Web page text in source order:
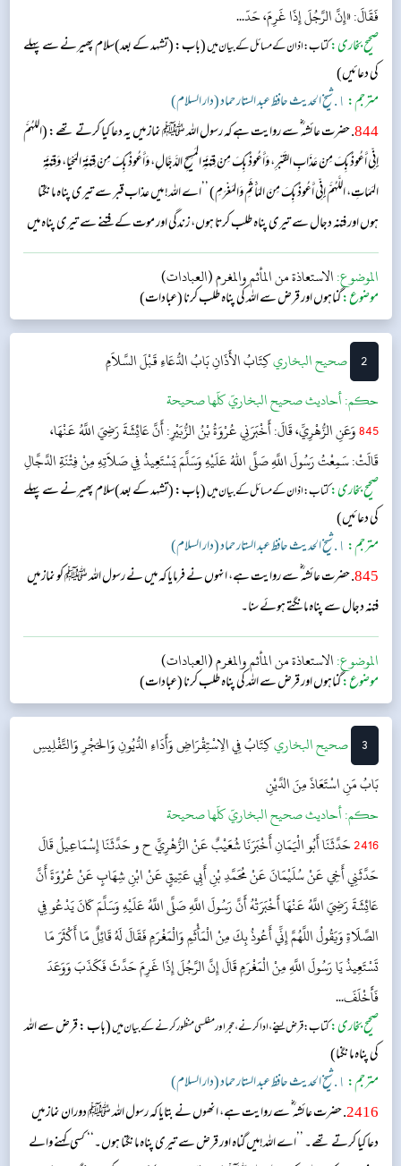
فَقَالَ: «إِنَّ الرَّجُلَ إِذَا غَرِمَ، حَدّ...
صحیح بخاری:کتاب: اذان کے مسائل کے بیان میں(باب: (تشہد کے بعد)سلام پھیرنے سے پہلے
کی دعائیں)
مترجم: ١. شیخ الحدیث حافظ عبد الستار حماد (دار السلام)
844. حضرت عائشہ‬ ؓ س‬ے روایت ہے کہ رسول اللہ ﷺ نماز میں یہ دعا کیا کرتے تھے: (اللَّهُمَّ
إِنِّي أَعُوذُ بِكَ مِنْ عَذَابِ القَبْرِ، وَأَعُوذُ بِكَ مِنْ فِتْنَةِ المَسِيحِ الدَّجَّالِ، وَأَعُوذُ بِكَ مِنْ فِتْنَةِ المَحْيَا، وَفِتْنَةِ
المَمَاتِ، اللَّهُمَّ إِنِّي أَعُوذُ بِكَ مِنَ المَأْثَمِ وَالمَغْرَمِ) ’’اے اللہ! میں عذاب قبر سے تیری پناہ مانگتا
ہوں اور فتنہ دجال سے تیری پناہ طلب کرتا ہوں، زندگی اور موت کے فتنے سے تیری پناہ میں
آتا ہوں۔ اے اللہ! میں گناہ اور قرض سے تیری پناہ کا طالب ہوں۔‘‘ آپ سے کسی نے ...
الموضوع:الاستعاذة من المأثم والمغرم (العبادات)
موضوع:گناہوں اور قرض سے اللہ کی پناہ طلب کرنا (عبادات)
2 ‌‌صحيح البخاريكِتَابُ الأَذَانِبَابُ الدُّعَاءِ قَبْلَ السَّلاَمِ
حکم:أحاديث صحيح البخاريّ كلّها صحيحة
845وَعَنِ الزُّهْرِيِّ، قَالَ: أَخْبَرَنِي عُرْوَةُ بْنُ الزُّبَيْرِ: أَنَّ عَائِشَةَ رَضِيَ اللَّهُ عَنْهَا،
قَالَتْ: سَمِعْتُ رَسُولَ اللَّهِ صَلَّى اللهُ عَلَيْهِ وَسَلَّمَ يَسْتَعِيذُ فِي صَلاَتِهِ مِنْ فِتْنَةِ الدَّجَّالِ
صحیح بخاری:کتاب: اذان کے مسائل کے بیان میں(باب: (تشہد کے بعد)سلام پھیرنے سے پہلے
کی دعائیں)
مترجم: ١. شیخ الحدیث حافظ عبد الستار حماد (دار السلام)
845. حضرت عائشہ ؓ سے روایت ہے، انہوں نے فرمایا کہ میں نے رسول اللہ ﷺ کو نماز میں
فتنہ دجال سے پناہ مانگتے ہوئے سنا۔
الموضوع:الاستعاذة من المأثم والمغرم (العبادات)
موضوع:گناہوں اور قرض سے اللہ کی پناہ طلب کرنا (عبادات)
3 ‌‌صحيح البخاريكِتَابُ فِي الِاسْتِقْرَاضِ وَأَدَاءِ الدُّيُونِ وَالحَجْرِ وَالتَّفْلِيسِ
بَابُ مَنِ اسْتَعَاذَ مِنَ الدَّيْنِ
حکم:أحاديث صحيح البخاريّ كلّها صحيحة
2416حَدَّثَنَا أَبُو الْيَمَانِ أَخْبَرَنَا شُعَيْبٌ عَنْ الزُّهْرِيِّ ح و حَدَّثَنَا إِسْمَاعِيلُ قَالَ
حَدَّثَنِي أَخِي عَنْ سُلَيْمَانَ عَنْ مُحَمَّدِ بْنِ أَبِي عَتِيقٍ عَنْ ابْنِ شِهَابٍ عَنْ عُرْوَةَ أَنَّ
عَائِشَةَ رَضِيَ اللَّهُ عَنْهَا أَخْبَرَتْهُ أَنَّ رَسُولَ اللَّهِ صَلَّى اللَّهُ عَلَيْهِ وَسَلَّمَ كَانَ يَدْعُو فِي
الصَّلَاةِ وَيَقُولُ اللَّهُمَّ إِنِّي أَعُوذُ بِكَ مِنْ الْمَأْثَمِ وَالْمَغْرَمِ فَقَالَ لَهُ قَائِلٌ مَا أَكْثَرَ مَا
تَسْتَعِيذُ يَا رَسُولَ اللَّهِ مِنْ الْمَغْرَمِ قَالَ إِنَّ الرَّجُلَ إِذَا غَرِمَ حَدَّثَ فَكَذَبَ وَوَعَدَ
فَأَخْلَفَ...
صحیح بخاری:کتاب: قرض لینے، ادا کرنے ، حجر اور مفلسی منظور کرنے کے بیان میں(باب : قرض سے اللہ
کی پناہ مانگنا)
مترجم: ١. شیخ الحدیث حافظ عبد الستار حماد (دار السلام)
2416. حضرت عائشہ ؓ سے روایت ہے، انھوں نے بتایا کہ رسول اللہ ﷺ دوران نماز میں
دعا کیا کرتے تھے۔ ’’اے اللہ!میں گناہ اور قرض سے تیری پناہ مانگتا ہوں۔‘‘ کسی کہنے والے